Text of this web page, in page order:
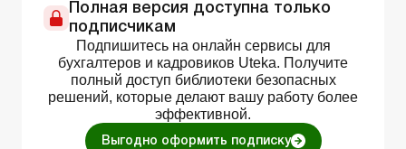
Полная версия доступна только
подписчикам
Подпишитесь на онлайн сервисы для
бухгалтеров и кадровиков Uteka. Получите
полный доступ библиотеки безопасных
решений, которые делают вашу работу более
эффективной.
Выгодно оформить подписку